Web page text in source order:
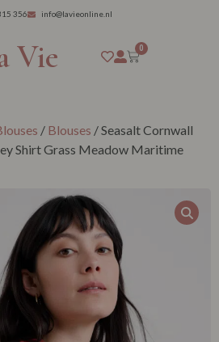
356 info@lavieonline.nl
Vie 0
/ Blouses / Seasalt Cornwall
Shirt Grass Meadow Maritime